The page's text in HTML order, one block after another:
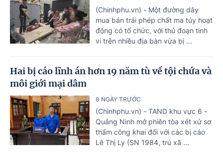
(Chinhphu.vn) - Một đường dây
mua bán trái phép chất ma túy hoạt
động có tổ chức, với thủ đoạn tinh
vi trên nhiều địa bàn vừa bị ...
Hai bị cáo lĩnh án hơn 19 năm tù về tội chứa và
môi giới mại dâm
8 NGÀY TRƯỚC
(Chinhphu.vn) - TAND khu vực 6 -
Quảng Ninh mở phiên tòa xét xử sơ
thẩm công khai đối với các bị cáo
Lê Thị Ly (SN 1984, trú xã ...